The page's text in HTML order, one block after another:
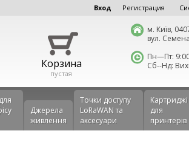
Вход Регистрация
Корзина
пустая
м. Київ,
вул.
Пн—Пт:
Сб--Нд:
Джерела
живлення
Точки доступу
LoRaWAN та
аксесуари
Картриджі
для
принтерів